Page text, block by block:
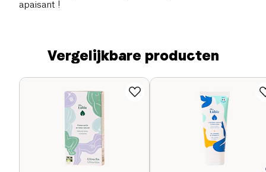
apaisant !
Vergelijkbare producten